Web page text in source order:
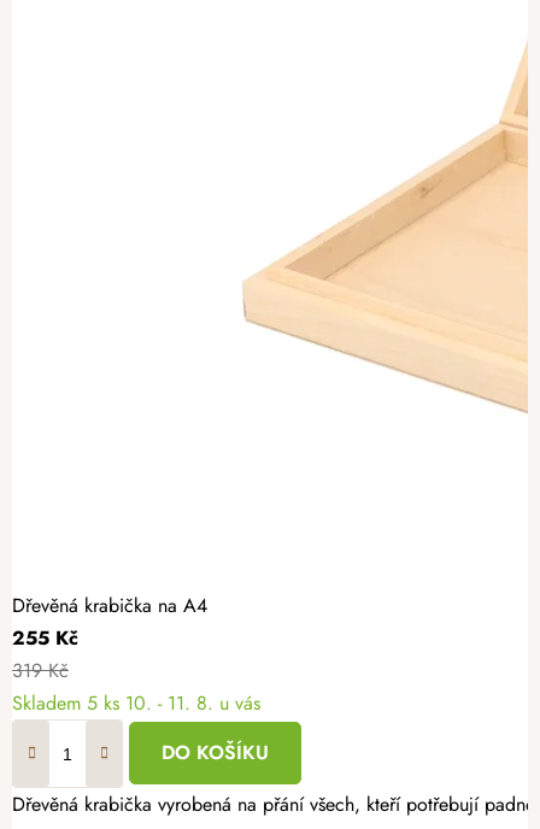
Dřevěná krabička na A4
255 Kč
319 Kč
Skladem 5 ks 10. - 11. 8. u vás
DO KOŠÍKU
Dřevěná krabička vyrobená na přání všech, kteří potřebují